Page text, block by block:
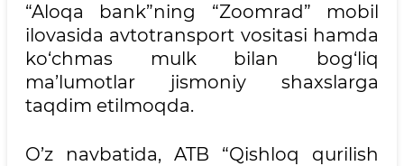
“Aloqa bank”ning “Zoomrad” mobil
ilovasida avtotransport vositasi hamda
ko‘chmas mulk bilan bog‘liq
ma’lumotlar jismoniy shaxslarga
taqdim etilmoqda.
O’z navbatida, ATB “Qishloq qurilish